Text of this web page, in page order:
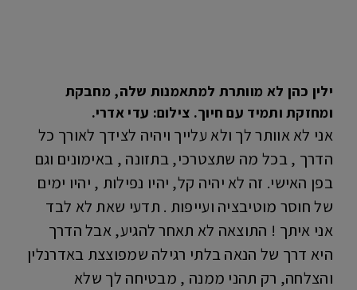
ילין כהן לא מוותרת למתאמנות שלה, מחבקת
ומחזקת ותמיד עם חיוך. צילום: עדי אדרי.
אני לא אוותר לך ולא עלייך ויהיה לצידך לאורך כל
הדרך , בכל מה שתצטרכי, בתזונה , באימונים וגם
בפן האישי. זה לא יהיה קל, יהיו נפילות , יהיו ימים
של חוסר מוטיבציה ועייפות . תדעי שאת לא לבד
אני איתך ! התוצאה לא תאחר להגיע, אבל הדרך
היא דרך של הנאה בלתי רגילה שמפוצצת באדרנלין
והצלחה, רק תהני ממנה , מבטיחה לך שלא